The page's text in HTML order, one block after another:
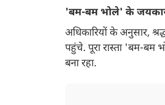
'बम-बम भोले' के
अधिकारियों के अनुसार,
पहुंचे. पूरा रास्ता 'बम-बम
बना रहा.